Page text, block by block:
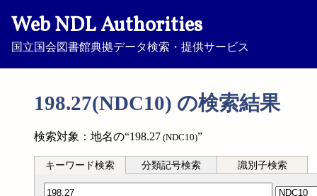
Web NDL Authorities
国立国会図書館典拠データ検索・提供サービス
198.27(NDC10) の検索結果
検索対象：地名の“198.27 (NDC10)”
キーワード検索 分類記号検索 識別子検索
分類記号検索